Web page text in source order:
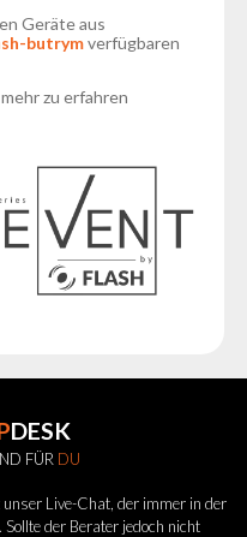
Geräte aus
butrymverfügbaren
zu erfahren
DESK
FÜR DU
Live-Chat, der immer in der
der Berater jedoch nicht